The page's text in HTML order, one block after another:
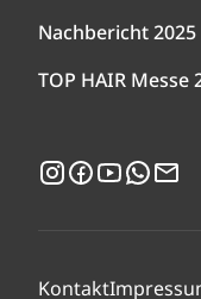
Nachbericht 2025
TOP HAIR Messe
Instagram
Facebook
YouTube
Kontakt